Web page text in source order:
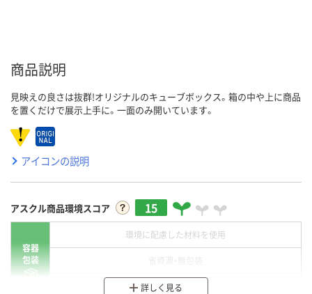
商品説明
見映えの良さは抜群!オリジナルのキューブボックス。箱の中や上に商品
を置くだけで展示上手に。一面のみ開いています。
アイコンの説明
アスクル商品環境スコア 15
容器
包装
環境に配慮した材料を使用
分別・リサイクルしやすい設計
詳しく見る